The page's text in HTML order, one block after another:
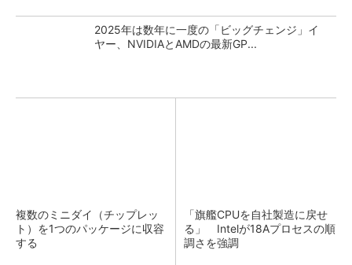
2025年は数年に一度の「ビッグチェンジ」イ
ヤー、NVIDIAとAMDの最新GP...
複数のミニダイ（チップレッ
ト）を1つのパッケージに収容
する
「旗艦CPUを自社製造に戻せ
る」 Intelが18Aプロセスの順
調さを強調